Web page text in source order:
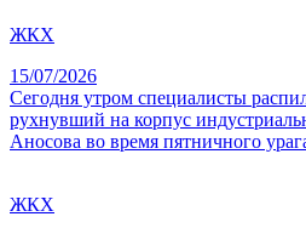
ЖКХ
15/07/2026
Сегодня утром специалисты
рухнувший на корпус
Аносова во время пятничного
ЖКХ